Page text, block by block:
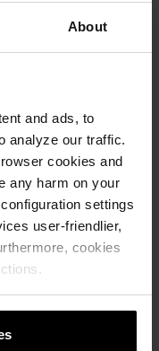
About
and ads, to
analyze our traffic.
cookies and
any harm on your
settings
user-friendlier,
cookies